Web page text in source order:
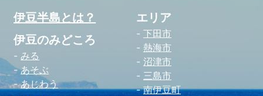
伊豆半島とは？
伊豆のみどころ
みる
あそぶ
あじわう
エリア
下田市
熱海市
沼津市
三島市
南伊豆町